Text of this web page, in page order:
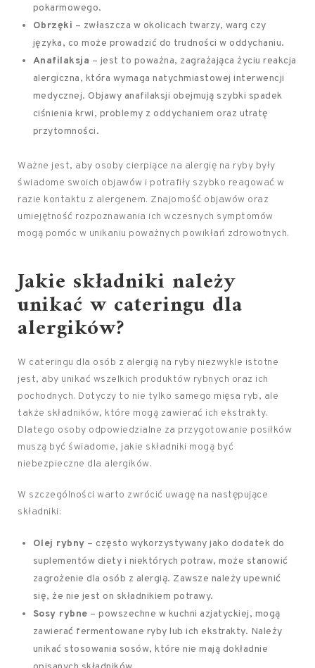
pokarmowego.
Obrzęki – zwłaszcza w okolicach twarzy, warg czy
języka, co może prowadzić do trudności w oddychaniu.
Anafilaksja – jest to poważna, zagrażająca życiu reakcja
alergiczna, która wymaga natychmiastowej interwencji
medycznej. Objawy anafilaksji obejmują szybki spadek
ciśnienia krwi, problemy z oddychaniem oraz utratę
przytomności.
Ważne jest, aby osoby cierpiące na alergię na ryby były
świadome swoich objawów i potrafiły szybko reagować w
razie kontaktu z alergenem. Znajomość objawów oraz
umiejętność rozpoznawania ich wczesnych symptomów
mogą pomóc w unikaniu poważnych powikłań zdrowotnych.
Jakie składniki należy
unikać w cateringu dla
alergików?
W cateringu dla osób z alergią na ryby niezwykle istotne
jest, aby unikać wszelkich produktów rybnych oraz ich
pochodnych. Dotyczy to nie tylko samego mięsa ryb, ale
także składników, które mogą zawierać ich ekstrakty.
Dlatego osoby odpowiedzialne za przygotowanie posiłków
muszą być świadome, jakie składniki mogą być
niebezpieczne dla alergików.
W szczególności warto zwrócić uwagę na następujące
składniki:
Olej rybny – często wykorzystywany jako dodatek do
suplementów diety i niektórych potraw, może stanowić
zagrożenie dla osób z alergią. Zawsze należy upewnić
się, że nie jest on składnikiem potrawy.
Sosy rybne – powszechne w kuchni azjatyckiej, mogą
zawierać fermentowane ryby lub ich ekstrakty. Należy
unikać stosowania sosów, które nie mają dokładnie